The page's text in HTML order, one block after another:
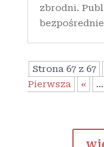
zbrodni.
Strona 67 z 67
Pierwsza
« ...